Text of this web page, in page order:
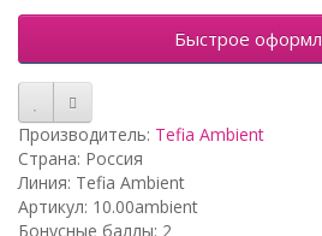
Быстрое
Производитель: Tefia Ambient
Страна: Россия
Линия: Tefia Ambient
Артикул: 10.00ambient
Бонусные баллы: 2